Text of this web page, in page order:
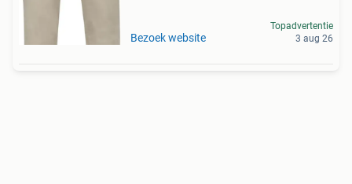
Bezoek website
Topadvertentie
3 aug 26